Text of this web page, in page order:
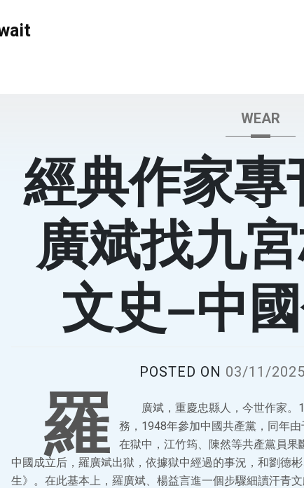
WEAR
經典作家
廣斌找九
文史–中
POSTED ON 03/11/2025
羅
廣斌，重慶忠縣人，今世作家
務，1948年參加中國共產黨，同年
在獄中，江竹筠、陳然等共產黨員
中國成立后，羅廣斌出獄，依據獄中經過的事況，和劉德
生》。在此基本上，羅廣斌、楊益言進一個步驟細讀汗青